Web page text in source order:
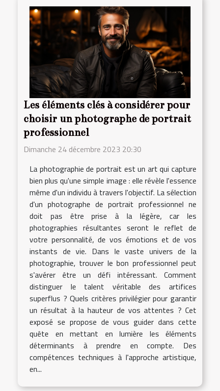
Les éléments clés à considérer pour
choisir un photographe de portrait
professionnel
Dimanche 24 décembre 2023 20:30
La photographie de portrait est un art qui capture
bien plus qu'une simple image : elle révèle l'essence
même d'un individu à travers l'objectif. La sélection
d'un photographe de portrait professionnel ne
doit pas être prise à la légère, car les
photographies résultantes seront le reflet de
votre personnalité, de vos émotions et de vos
instants de vie. Dans le vaste univers de la
photographie, trouver le bon professionnel peut
s'avérer être un défi intéressant. Comment
distinguer le talent véritable des artifices
superflus ? Quels critères privilégier pour garantir
un résultat à la hauteur de vos attentes ? Cet
exposé se propose de vous guider dans cette
quête en mettant en lumière les éléments
déterminants à prendre en compte. Des
compétences techniques à l'approche artistique,
en...